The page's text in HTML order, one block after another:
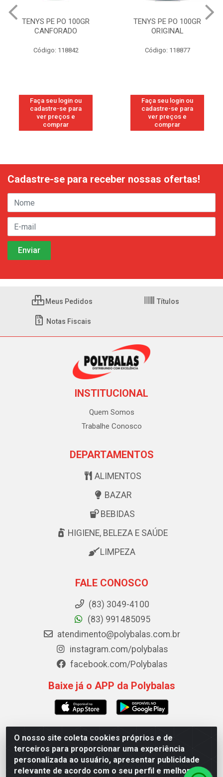
TENYS PE PO 100GR
CANFORADO
Código: 118842
Faça seu login ou
cadastre-se para
ver preços e
comprar
TENYS PE PO 100GR
ORIGINAL
Código: 118877
Faça seu login ou
cadastre-se para
ver preços e
comprar
O nosso site coleta cookies próprios e de
terceiros para proporcionar uma experiência
personalizada ao usuário, apresentar publicidade
relevante de acordo com o seu perfil e melhorar a
Cadastre-se para receber nossas ofertas!
Meus Pedidos Títulos
Notas Fiscais
INSTITUCIONAL
Quem Somos
Trabalhe Conosco
DEPARTAMENTOS
ALIMENTOS
BAZAR
BEBIDAS
HIGIENE, BELEZA E SAÚDE
LIMPEZA
FALE CONOSCO
(83) 3049-4100
(83) 991485095
atendimento@polybalas.com.br
instagram.com/polybalas
facebook.com/Polybalas
Baixe já o APP da Polybalas
Polybalas - Rua João Miguel de Souza, 173 Galpão B -
Ernesto Geisel, João Pessoa/PB - CEP 58.075-075 - CNPJ
00.909.327/0002-61